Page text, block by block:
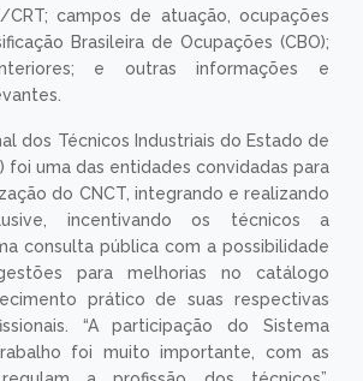
campos de atuação, ocupações
Brasileira de Ocupações (CBO);
e outras informações e
dos Técnicos Industriais do Estado de
foi uma das entidades convidadas para
do CNCT, integrando e realizando
incentivando os técnicos a
consulta pública com a possibilidade
para melhorias no catálogo
prático de suas respectivas
“A participação do Sistema
foi muito importante, com as